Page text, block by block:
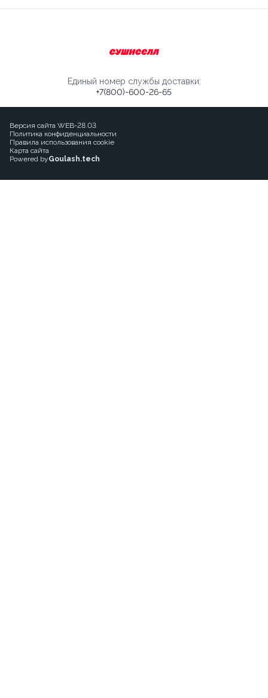
Единый номер службы доставки:
+7(800)-600-26-65
Версия сайта WEB-28.03
Политика конфиденциальности
Правила использования cookie
Карта сайта
Powered byGoulash.tech